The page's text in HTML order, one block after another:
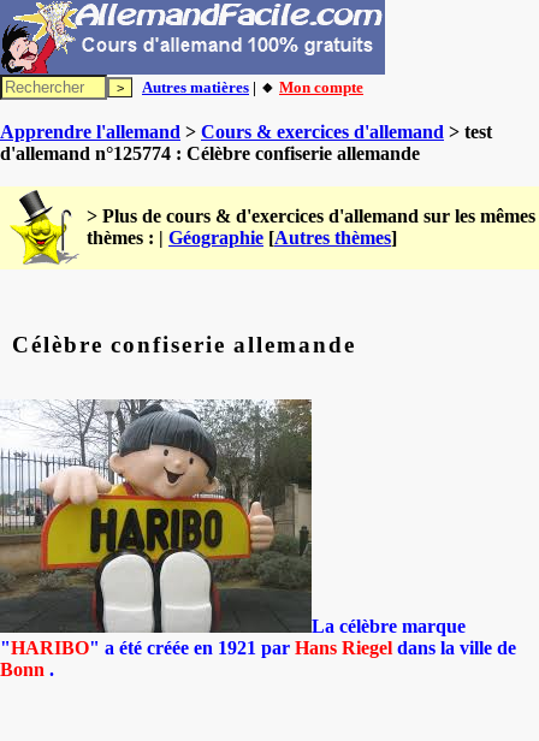
Autres matières | 🔸 Mon compte
Apprendre l'allemand > Cours & exercices d'allemand > test
d'allemand n°125774 : Célèbre confiserie allemande
> Plus de cours & d'exercices d'allemand sur les mêmes
thèmes : | Géographie [Autres thèmes]
Célèbre confiserie allemande
La célèbre marque
"HARIBO" a été créée en 1921 par Hans Riegel dans la ville de
Bonn .